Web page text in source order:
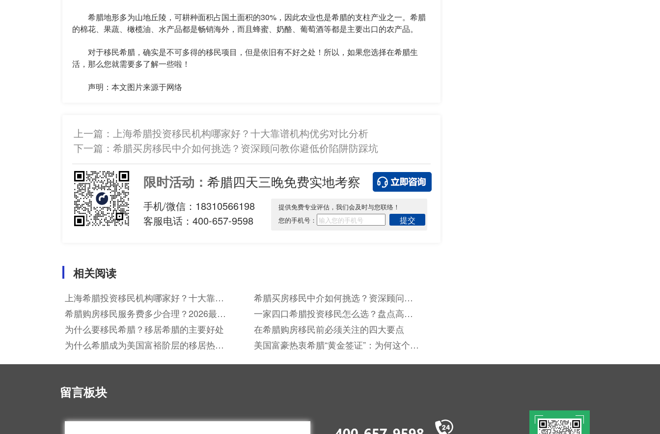
希腊地形多为山地丘陵，可耕种面积占国土面积的30%，因此农业也是希腊的支柱产业之一。希腊
的棉花、果蔬、橄榄油、水产品都是畅销海外，而且蜂蜜、奶酪、葡萄酒等都是主要出口的农产品。
对于移民希腊，确实是不可多得的移民项目，但是依旧有不好之处！所以，如果您选择在希腊生
活，那么您就需要多了解一些啦！
声明：本文图片来源于网络
上一篇： 上海希腊投资移民机构哪家好？十大靠谱机构优劣对比分析
下一篇： 希腊买房移民中介如何挑选？资深顾问教你避低价陷阱防踩坑
限时活动： 希腊四天三晚免费实地考察
手机/微信： 18310566198
客服电话：400-657-9598
提供免费专业评估，我们会及时与您联络！
您的手机号：
提交
相关阅读
上海希腊投资移民机构哪家好？十大靠谱
机构优劣对比分析
希腊买房移民中介如何挑选？资深顾问教
你避低价陷阱防踩坑
希腊购房移民服务费多少合理？2026最新
收费标准全解析
一家四口希腊投资移民怎么选？盘点高性
价比正规优质机构
为什么要移民希腊？移居希腊的主要好处
在希腊购房移民前必须关注的四大要点
为什么希腊成为美国富裕阶层的移居热
美国富豪热衷希腊“黄金签证”：为何这个地
留言板块